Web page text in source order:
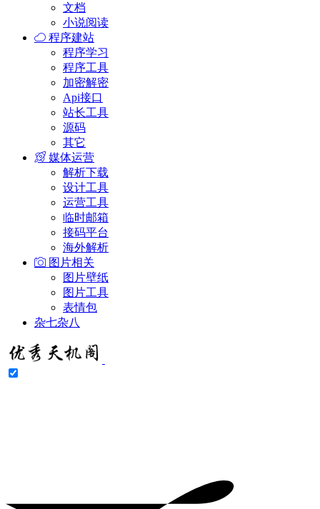
文档
小说阅读
程序建站
程序学习
程序工具
加密解密
Api接口
站长工具
源码
其它
媒体运营
解析下载
设计工具
运营工具
临时邮箱
接码平台
海外解析
图片相关
图片壁纸
图片工具
表情包
杂七杂八